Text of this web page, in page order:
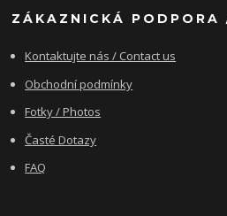
ZÁKAZNICKÁ PODPORA
Kontaktujte nás / Contact us
Obchodní podmínky
Fotky / Photos
Časté Dotazy
FAQ